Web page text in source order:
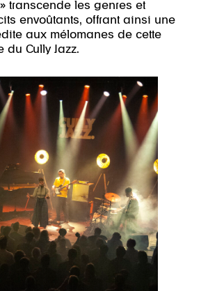
transcende les genres et
envoûtants, offrant ainsi une
aux mélomanes de cette
du Cully Jazz.